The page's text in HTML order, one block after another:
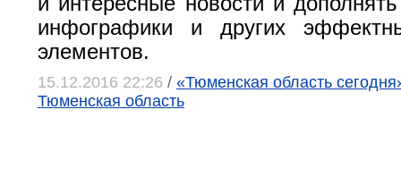
инфографики и других
элементов.
15.12.2016 22:26 / «Тюменская область
Тюменская область